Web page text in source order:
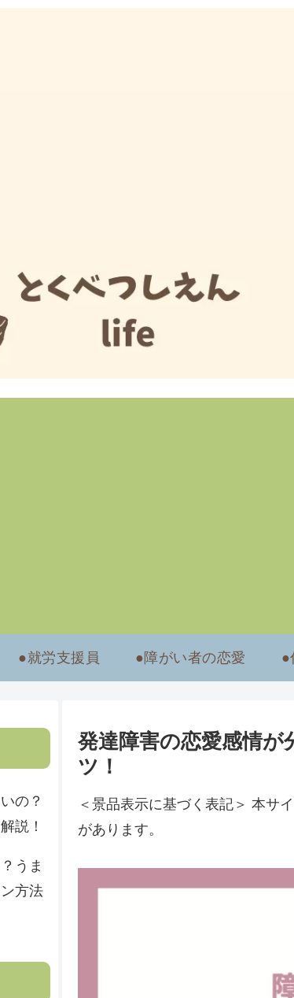
●就労支援員 ●障がい者の恋愛 ●
発達障害の恋愛感情が
ツ！
＜景品表示に基づく表記＞ 本サ
があります。
の？
説！
うま
方法